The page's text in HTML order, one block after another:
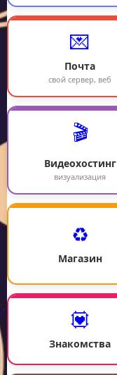
💌
Почта
свой сервер, веб
🎬
Видеохостинг
визуализация
♻️
Магазин
💟
Знакомства